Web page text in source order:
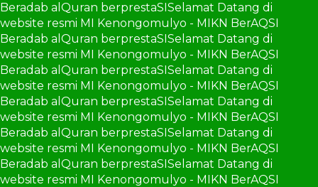
Beradab alQuran berprestaSISelamat Datang di
website resmi MI Kenongomulyo - MIKN BerAQSI
Beradab alQuran berprestaSISelamat Datang di
website resmi MI Kenongomulyo - MIKN BerAQSI
Beradab alQuran berprestaSISelamat Datang di
website resmi MI Kenongomulyo - MIKN BerAQSI
Beradab alQuran berprestaSISelamat Datang di
website resmi MI Kenongomulyo - MIKN BerAQSI
Beradab alQuran berprestaSISelamat Datang di
website resmi MI Kenongomulyo - MIKN BerAQSI
Beradab alQuran berprestaSISelamat Datang di
website resmi MI Kenongomulyo - MIKN BerAQSI